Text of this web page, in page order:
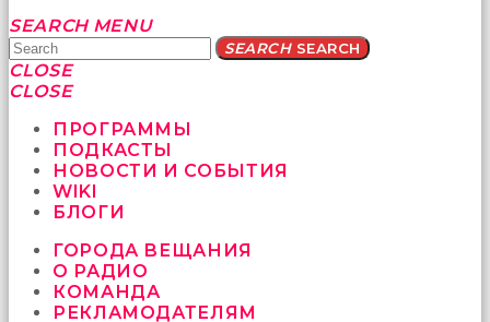
Yatağa
bile
geçmeye
fırsat
sikici
kocalar
güzel
karıları
öttürüyor
sex
hikayeleri
SEARCH MENU
SEARCHSEARCH
CLOSE
CLOSE
ПРОГРАММЫ
ПОДКАСТЫ
НОВОСТИ И СОБЫТИЯ
WIKI
БЛОГИ
ГОРОДА ВЕЩАНИЯ
О РАДИО
КОМАНДА
РЕКЛАМОДАТЕЛЯМ